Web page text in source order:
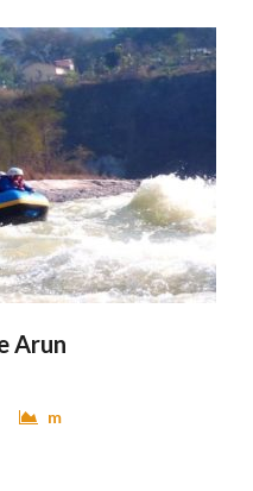
Arun
m